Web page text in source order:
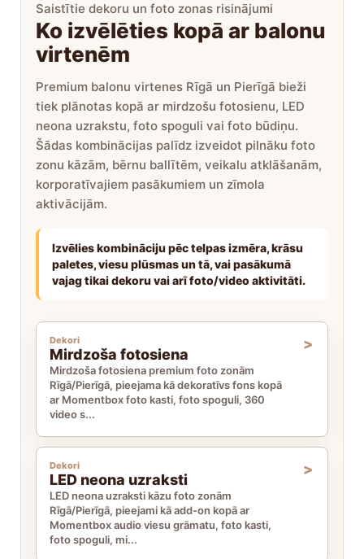
Saistītie dekoru un foto zonas risinājumi
Ko izvēlēties kopā ar balonu
virtenēm
Premium balonu virtenes Rīgā un Pierīgā bieži
tiek plānotas kopā ar mirdzošu fotosienu, LED
neona uzrakstu, foto spoguli vai foto būdiņu.
Šādas kombinācijas palīdz izveidot pilnāku foto
zonu kāzām, bērnu ballītēm, veikalu atklāšanām,
korporatīvajiem pasākumiem un zīmola
aktivācijām.
Izvēlies kombināciju pēc telpas izmēra, krāsu
paletes, viesu plūsmas un tā, vai pasākumā
vajag tikai dekoru vai arī foto/video aktivitāti.
Dekori
Mirdzoša fotosiena
Mirdzoša fotosiena premium foto zonām
Rīgā/Pierīgā, pieejama kā dekoratīvs fons kopā
ar Momentbox foto kasti, foto spoguli, 360
video s...
Dekori
LED neona uzraksti
LED neona uzraksti kāzu foto zonām
Rīgā/Pierīgā, pieejami kā add-on kopā ar
Momentbox audio viesu grāmatu, foto kasti,
foto spoguli, mi...